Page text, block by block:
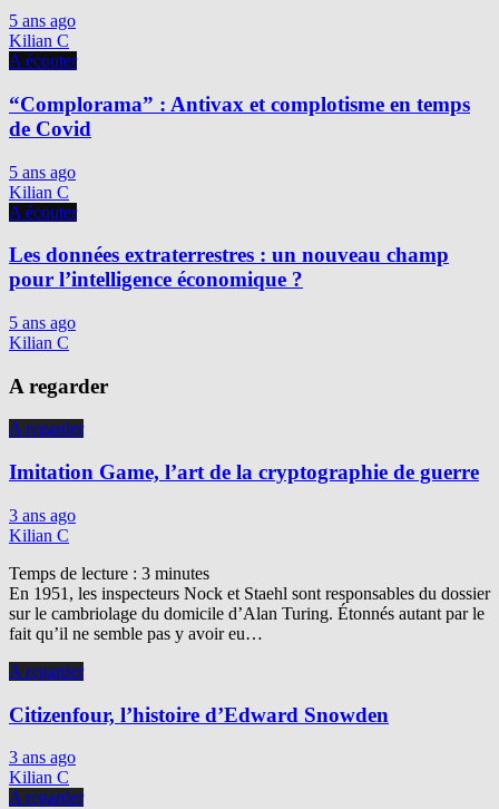
5 ans ago
Kilian C
A écouter
“Complorama” : Antivax et complotisme en temps
de Covid
5 ans ago
Kilian C
A écouter
Les données extraterrestres : un nouveau champ
pour l’intelligence économique ?
5 ans ago
Kilian C
A regarder
A regarder
Imitation Game, l’art de la cryptographie de guerre
3 ans ago
Kilian C
Temps de lecture : 3 minutes
En 1951, les inspecteurs Nock et Staehl sont responsables du dossier
sur le cambriolage du domicile d’Alan Turing. Étonnés autant par le
fait qu’il ne semble pas y avoir eu…
A regarder
Citizenfour, l’histoire d’Edward Snowden
3 ans ago
Kilian C
A regarder